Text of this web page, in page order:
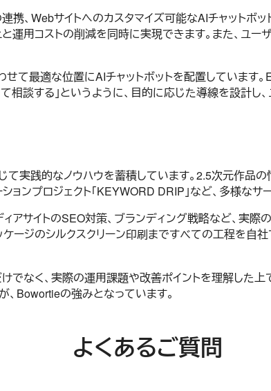
携、Webサイトへのカスタマイズ可能なAIチャット
用コストの削減を同時に実現できます。また、ユ
て最適な位置にAIチャットボットを配置しています。
相談する」というように、目的に応じた導線を設計
践的なノウハウを蓄積しています。2.5次元作品の
ョンプロジェクト「KEYWORD DRIP」など、多様なサ
アサイトのSEO対策、ブランディング戦略など、実
ケージのシルクスクリーン印刷まですべての工程を
なく、実際の運用課題や改善ポイントを理解した
、Bowortieの強みとなっています。
よくあるご質問